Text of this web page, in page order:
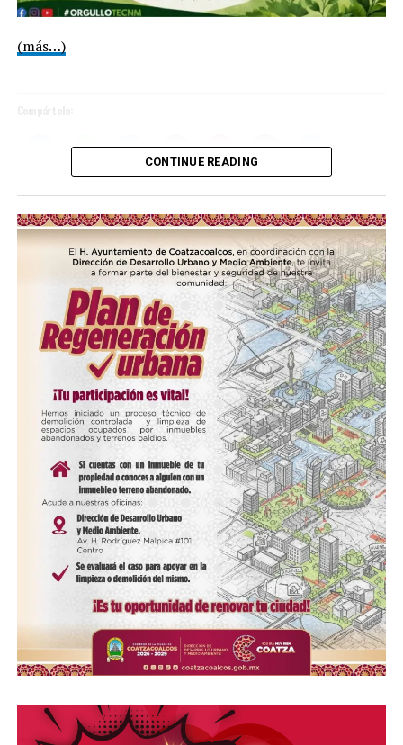
(más…)
Me gusta esto:
Loading…
COMPARTE ESTA INFORMACIÓN
CONTINUE READING